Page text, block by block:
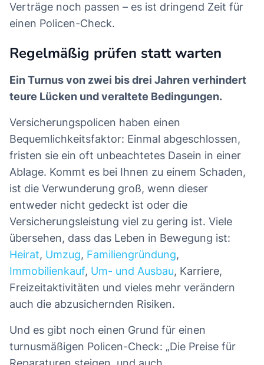
Verträge noch passen – es ist dringend Zeit für
einen Policen-Check.
Regelmäßig prüfen statt warten
Ein Turnus von zwei bis drei Jahren verhindert
teure Lücken und veraltete Bedingungen.
Versicherungspolicen haben einen
Bequemlichkeitsfaktor: Einmal abgeschlossen,
fristen sie ein oft unbeachtetes Dasein in einer
Ablage. Kommt es bei Ihnen zu einem Schaden,
ist die Verwunderung groß, wenn dieser
entweder nicht gedeckt ist oder die
Versicherungsleistung viel zu gering ist. Viele
übersehen, dass das Leben in Bewegung ist:
Heirat, Umzug, Familiengründung,
Immobilienkauf, Um- und Ausbau, Karriere,
Freizeitaktivitäten und vieles mehr verändern
auch die abzusichernden Risiken.
Und es gibt noch einen Grund für einen
turnusmäßigen Policen-Check: „Die Preise für